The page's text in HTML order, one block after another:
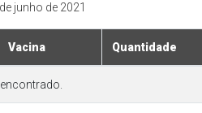
junho de 2021
Vacina Quantidade